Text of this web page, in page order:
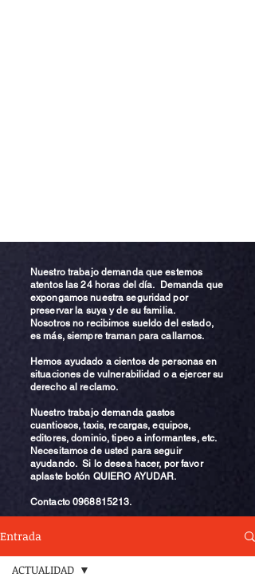
Nuestro trabajo demanda que estemos
atentos las 24 horas del día. Demanda que
expongamos nuestra seguridad por
preservar la suya y de su familia.
Nosotros no recibimos sueldo del estado,
es más, siempre traman para callarnos.
Hemos ayudado a cientos de personas en
situaciones de vulnerabilidad o a ejercer su
derecho al reclamo.
Nuestro trabajo demanda gastos
cuantiosos, taxis, recargas, equipos,
editores, dominio, tipeo a informantes, etc.
Necesitamos de usted para seguir
ayudando. Si lo desea hacer, por favor
aplaste botón QUIERO AYUDAR.
Contacto0968815213.
Entrada
ACTUALIDAD